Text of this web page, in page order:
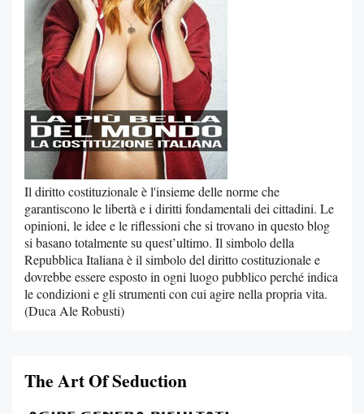
Il diritto costituzionale è l'insieme delle norme che
garantiscono le libertà e i diritti fondamentali dei cittadini. Le
opinioni, le idee e le riflessioni che si trovano in questo blog
si basano totalmente su quest’ultimo. Il simbolo della
Repubblica Italiana è il simbolo del diritto costituzionale e
dovrebbe essere esposto in ogni luogo pubblico perché indica
le condizioni e gli strumenti con cui agire nella propria vita.
(Duca Ale Robusti)
The Art Of Seduction